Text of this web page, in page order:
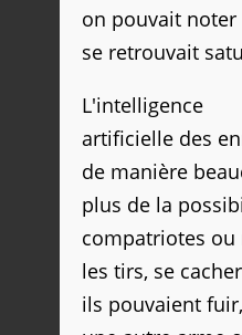
on pouvait
se retrouvait
L'intelligence
artificielle des
de manière
plus de la
compatriotes ou
les tirs, se
ils pouvaient